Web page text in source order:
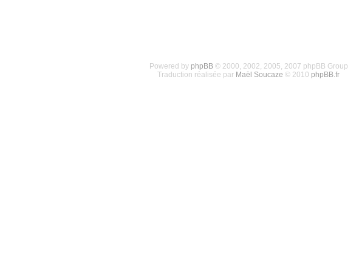
Powered by phpBB© 2000, 2002, 2005, 2007 phpBB Group
Traduction réalisée par Maël Soucaze © 2010 phpBB.fr